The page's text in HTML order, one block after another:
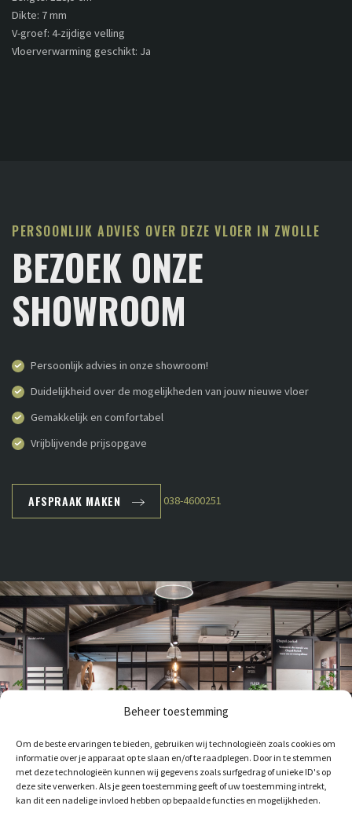
Beheer toestemming
Om de beste ervaringen te bieden, gebruiken wij technologieën zoals cookies om
informatie over je apparaat op te slaan en/of te raadplegen. Door in te stemmen
met deze technologieën kunnen wij gegevens zoals surfgedrag of unieke ID's op
deze site verwerken. Als je geen toestemming geeft of uw toestemming intrekt,
kan dit een nadelige invloed hebben op bepaalde functies en mogelijkheden.
Dikte: 7 mm
V-groef: 4-zijdige velling
Vloerverwarming geschikt: Ja
PERSOONLIJK ADVIES OVER DEZE VLOER IN ZWOLLE
BEZOEK ONZE
SHOWROOM
Persoonlijk advies in onze showroom!
Duidelijkheid over de mogelijkheden van jouw nieuwe vloer
Gemakkelijk en comfortabel
Vrijblijvende prijsopgave
AFSPRAAK MAKEN 038-4600251